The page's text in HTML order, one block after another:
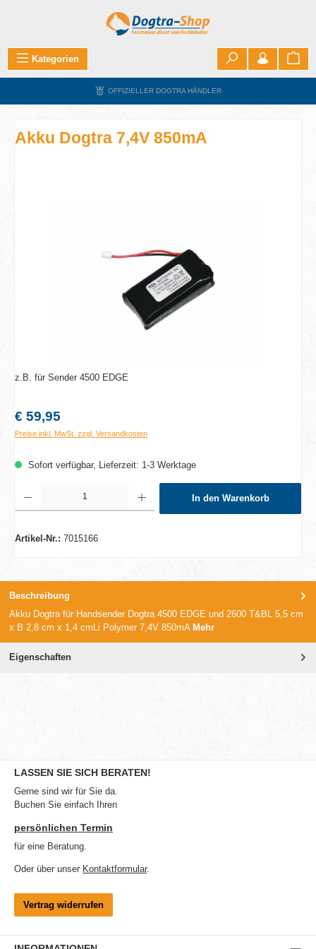
Zum Hauptinhalt springen
Kategorien
OFFIZIELLER DOGTRA HÄNDLER
Akku Dogtra 7,4V 850mA
z.B. für Sender 4500 EDGE
Regulärer Preis:
€ 59,95
Preise inkl. MwSt. zzgl. Versandkosten
Sofort verfügbar, Lieferzeit: 1-3 Werktage
In den Warenkorb
Artikel-Nr.: 7015166
Beschreibung
Akku Dogtra für Handsender Dogtra 4500 EDGE und 2600 T&BL 5,5 cm
x B 2,8 cm x 1,4 cmLi Polymer 7,4V 850mA Mehr
Eigenschaften
LASSEN SIE SICH BERATEN!
Gerne sind wir für Sie da.
Buchen Sie einfach Ihren
persönlichen Termin
für eine Beratung.
Oder über unser Kontaktformular.
Vertrag widerrufen